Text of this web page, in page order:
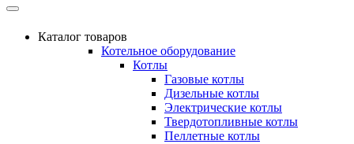
Каталог товаров
Котельное оборудование
Котлы
Газовые котлы
Дизельные котлы
Электрические котлы
Твердотопливные котлы
Пеллетные котлы